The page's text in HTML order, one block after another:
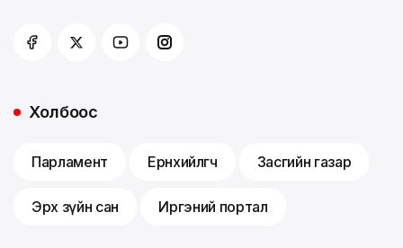
Холбоос
Парламент Ерөнхийлөгч Засгийн газар
Эрх зүйн сан Иргэний портал